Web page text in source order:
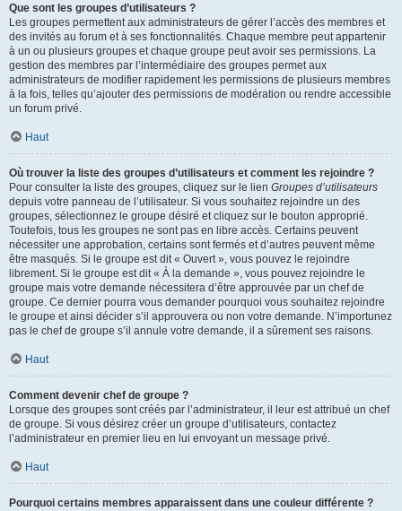
Que sont les groupes d’utilisateurs ?
Les groupes permettent aux administrateurs de gérer l’accès des membres et
des invités au forum et à ses fonctionnalités. Chaque membre peut appartenir
à un ou plusieurs groupes et chaque groupe peut avoir ses permissions. La
gestion des membres par l’intermédiaire des groupes permet aux
administrateurs de modifier rapidement les permissions de plusieurs membres
à la fois, telles qu’ajouter des permissions de modération ou rendre accessible
un forum privé.
Haut
Où trouver la liste des groupes d’utilisateurs et comment les rejoindre ?
Pour consulter la liste des groupes, cliquez sur le lien Groupes d’utilisateurs
depuis votre panneau de l’utilisateur. Si vous souhaitez rejoindre un des
groupes, sélectionnez le groupe désiré et cliquez sur le bouton approprié.
Toutefois, tous les groupes ne sont pas en libre accès. Certains peuvent
nécessiter une approbation, certains sont fermés et d’autres peuvent même
être masqués. Si le groupe est dit « Ouvert », vous pouvez le rejoindre
librement. Si le groupe est dit « À la demande », vous pouvez rejoindre le
groupe mais votre demande nécessitera d’être approuvée par un chef de
groupe. Ce dernier pourra vous demander pourquoi vous souhaitez rejoindre
le groupe et ainsi décider s’il approuvera ou non votre demande. N’importunez
pas le chef de groupe s’il annule votre demande, il a sûrement ses raisons.
Haut
Comment devenir chef de groupe ?
Lorsque des groupes sont créés par l’administrateur, il leur est attribué un chef
de groupe. Si vous désirez créer un groupe d’utilisateurs, contactez
l’administrateur en premier lieu en lui envoyant un message privé.
Haut
Pourquoi certains membres apparaissent dans une couleur différente ?